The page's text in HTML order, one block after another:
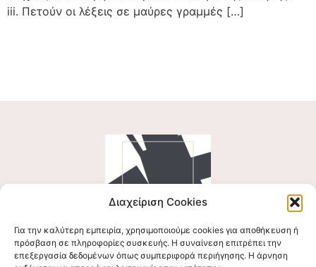
Διαχείριση Cookies
Για την καλύτερη εμπειρία, χρησιμοποιούμε cookies για αποθήκευση ή
πρόσβαση σε πληροφορίες συσκευής. Η συναίνεση επιτρέπει την
επεξεργασία δεδομένων όπως συμπεριφορά περιήγησης. Η άρνηση
iii. Πετούν οι λέξεις σε μαύρες γραμμές […]
Ακολουθήστε μας